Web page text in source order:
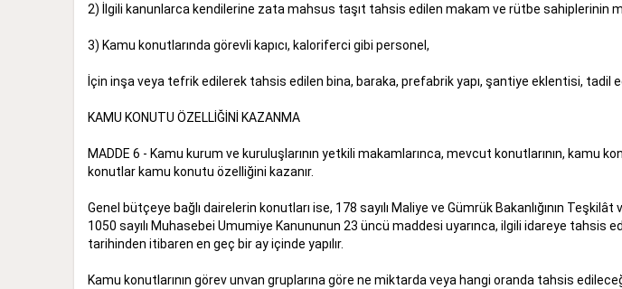
2) İlgili kanunlarca kendilerine zata mahsus taşıt tahsis edilen makam ve rütbe sahiplerinin
3) Kamu konutlarında görevli kapıcı, kaloriferci gibi personel,
İçin inşa veya tefrik edilerek tahsis edilen bina, baraka, prefabrik yapı, şantiye eklentisi, tadil
KAMU KONUTU ÖZELLİĞİNİ KAZANMA
MADDE 6 - Kamu kurum ve kuruluşlarının yetkili makamlarınca, mevcut konutlarının, kamu
konutlar kamu konutu özelliğini kazanır.
Genel bütçeye bağlı dairelerin konutları ise, 178 sayılı Maliye ve Gümrük Bakanlığının
1050 sayılı Muhasebei Umumiye Kanununun 23 üncü maddesi uyarınca, ilgili idareye
tarihinden itibaren en geç bir ay içinde yapılır.
Kamu konutlarının görev unvan gruplarına göre ne miktarda veya hangi oranda tahsis